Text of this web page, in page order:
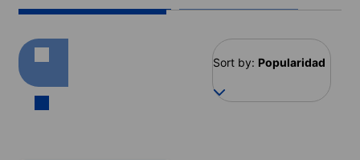
Sort by: Popularidad